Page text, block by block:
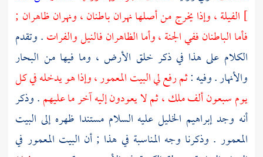
] الفيلة ، وإذا يخرج من أصلها نهران باطنان ، ونهران ظاهران ;
فأما الباطنان ففي الجنة ، وأما الظاهران فالنيل والفرات. وتقدم
الكلام على هذا في ذكر خلق الأرض ، وما فيها من البحار
والأنهار . وفيه :ثم رفع لي البيت المعمور ، وإذا هو يدخله في كل
يوم سبعون ألف ملك ، ثم لا يعودون إليه آخر ما عليهم. وذكر
أنه وجدإبراهيم الخليل عليه السلام مستندا ظهره إلى البيت
المعمور . وذكرنا وجه المناسبة في هذا ; أن البيت المعمور في